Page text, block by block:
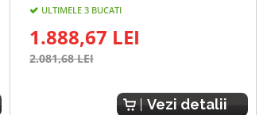
ULTIMELE 3 BUCATI
1.888,67 LEI
2.081,68 LEI
Vezi detalii